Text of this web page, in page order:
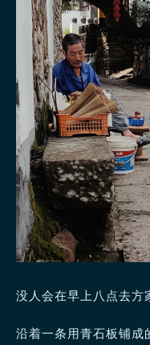
没人会在早上八点去方
沿着一条用青石板铺成